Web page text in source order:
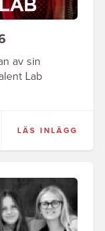
av sin
Lab
LÄS INLÄGG